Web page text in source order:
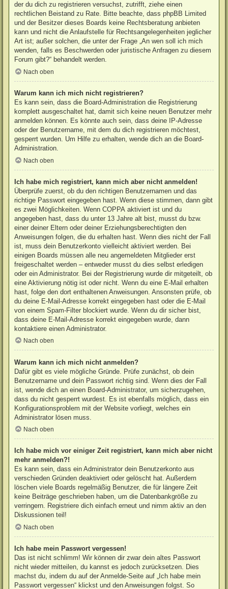
der du dich zu registrieren versuchst, zutrifft, ziehe einen
rechtlichen Beistand zu Rate. Bitte beachte, dass phpBB Limited
und der Besitzer dieses Boards keine Rechtsberatung anbieten
kann und nicht die Anlaufstelle für Rechtsangelegenheiten jeglicher
Art ist; außer solchen, die unter der Frage „An wen soll ich mich
wenden, falls es Beschwerden oder juristische Anfragen zu diesem
Forum gibt?“ behandelt werden.
Nach oben
Warum kann ich mich nicht registrieren?
Es kann sein, dass die Board-Administration die Registrierung
komplett ausgeschaltet hat, damit sich keine neuen Benutzer mehr
anmelden können. Es könnte auch sein, dass deine IP-Adresse
oder der Benutzername, mit dem du dich registrieren möchtest,
gesperrt wurden. Um Hilfe zu erhalten, wende dich an die Board-
Administration.
Nach oben
Ich habe mich registriert, kann mich aber nicht anmelden!
Überprüfe zuerst, ob du den richtigen Benutzernamen und das
richtige Passwort eingegeben hast. Wenn diese stimmen, dann gibt
es zwei Möglichkeiten. WennCOPPA aktiviert ist und du
angegeben hast, dass du unter 13 Jahre alt bist, musst du bzw.
einer deiner Eltern oder deiner Erziehungsberechtigten den
Anweisungen folgen, die du erhalten hast. Wenn dies nicht der Fall
ist, muss dein Benutzerkonto vielleicht aktiviert werden. Bei
einigen Boards müssen alle neu angemeldeten Mitglieder erst
freigeschaltet werden – entweder musst du dies selbst erledigen
oder ein Administrator. Bei der Registrierung wurde dir mitgeteilt, ob
eine Aktivierung nötig ist oder nicht. Wenn du eine E-Mail erhalten
hast, folge den dort enthaltenen Anweisungen. Ansonsten prüfe, ob
du deine E-Mail-Adresse korrekt eingegeben hast oder die E-Mail
von einem Spam-Filter blockiert wurde. Wenn du dir sicher bist,
dass deine E-Mail-Adresse korrekt eingegeben wurde, dann
kontaktiere einen Administrator.
Nach oben
Warum kann ich mich nicht anmelden?
Dafür gibt es viele mögliche Gründe. Prüfe zunächst, ob dein
Benutzername und dein Passwort richtig sind. Wenn dies der Fall
ist, wende dich an einen Board-Administrator, um sicherzugehen,
dass du nicht gesperrt wurdest. Es ist ebenfalls möglich, dass ein
Konfigurationsproblem mit der Website vorliegt, welches ein
Administrator lösen muss.
Nach oben
Ich habe mich vor einiger Zeit registriert, kann mich aber nicht
mehr anmelden?!
Es kann sein, dass ein Administrator dein Benutzerkonto aus
verschieden Gründen deaktiviert oder gelöscht hat. Außerdem
löschen viele Boards regelmäßig Benutzer, die für längere Zeit
keine Beiträge geschrieben haben, um die Datenbankgröße zu
verringern. Registriere dich einfach erneut und nimm aktiv an den
Diskussionen teil!
Nach oben
Ich habe mein Passwort vergessen!
Das ist nicht schlimm! Wir können dir zwar dein altes Passwort
nicht wieder mitteilen, du kannst es jedoch zurücksetzen. Dies
machst du, indem du auf der Anmelde-Seite auf „Ich habe mein
Passwort vergessen“ klickst und den Anweisungen folgst. So